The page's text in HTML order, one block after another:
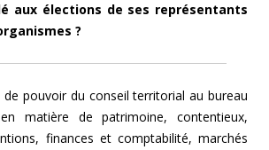
aux élections de ses représentants
?
pouvoir du conseil territorial au bureau
matière de patrimoine, contentieux,
finances et comptabilité, marchés